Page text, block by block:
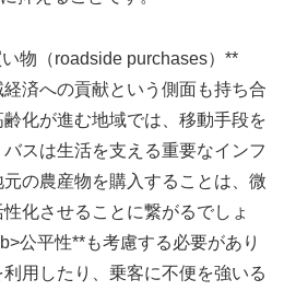
物（roadside purchases）**
済への貢献という側面も持ち合
化が進む地域では、移動手段を
スは生活を支える重要なインフ
の農産物を購入することは、微
化させることに繋がるでしょ
公平性**も考慮する必要があり
用したり、乗客に不便を強いる